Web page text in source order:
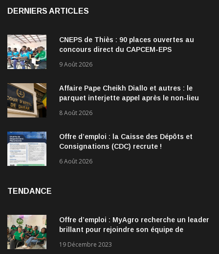
DERNIERS ARTICLES
CNEPS de Thiès : 90 places ouvertes au
concours direct du CAPCEM-EPS
9 Août 2026
Affaire Pape Cheikh Diallo et autres : le
parquet interjette appel après le non-lieu
8 Août 2026
Offre d’emploi : la Caisse des Dépôts et
Consignations (CDC) recrute !
6 Août 2026
TENDANCE
Offre d’emploi : MyAgro recherche un leader
brillant pour rejoindre son équipe de
19 Décembre 2023